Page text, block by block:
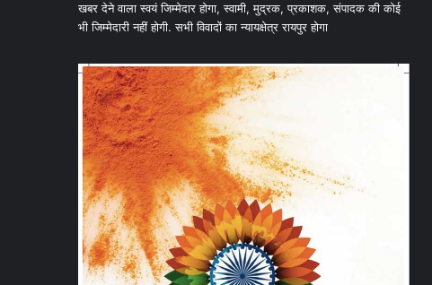
खबर देने वाला स्वयं जिम्मेदार होगा, स्वामी, मुद्रक, प्रकाशक, संपादक की कोई
भी जिम्मेदारी नहीं होगी. सभी विवादों का न्यायक्षेत्र रायपुर होगा